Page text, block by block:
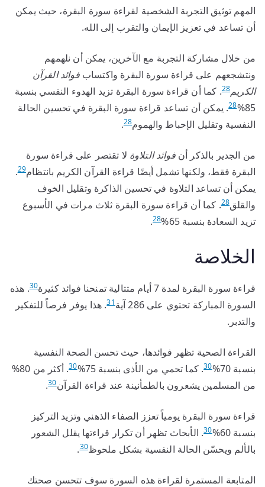
المهم توثيق التجربة الشخصية لقراءة سورة البقرة، حيث يمكن
أن تساعد في تعزيز الإيمان والتقرب إلى الله.
من خلال مشاركة التجربة مع الآخرين، يمكن أن نلهمهم
ونتشجعهم على قراءة سورة البقرة واكتسابفوائد القرآن
الكريم28. كما أن قراءة سورة البقرة تزيد الهدوء النفسي بنسبة
85%
28. يمكن أن تساعد قراءة سورة البقرة في تحسين الحالة
النفسية وتقليل الإحباط والهموم28
.
من الجدير بالذكر أنفوائد التلاوة لا تقتصر على قراءة سورة
البقرة فقط، ولكنها تشمل أيضًا قراءة القرآن الكريم بانتظام29
.
يمكن أن تساعد التلاوة في تحسين الذاكرة وتقليل الخوف
والقلق28. كما أن قراءة سورة البقرة ثلاث مرات في الأسبوع
تزيد السعادة بنسبة 65%
28
.
الخلاصة
قراءة سورة البقرة لمدة 7 أيام متتالية تمنحنا فوائد كثيرة 30. هذه
السورة المباركة تحتوي على 286 آية
31. هذا يوفر فرصاً للتفكير
والتدبر.
القراءة الصحية تظهر فوائدها، حيث تحسن الصحة النفسية
بنسبة 70%
30. كما تحمي من الأذى بنسبة 75% 30
. أكثر من 80%
من المسلمين يشعرون بالطمأنينة عند قراءة القرآن30
.
قراءة سورة البقرة يومياً تعزز الصفاء الذهني وتزيد التركيز
بنسبة 60%
30. الأبحاث تظهر أن تكرار قراءتها يقلل الشعور
بالألم ويحسّن الحالة النفسية بشكل ملحوظ30
.
المتابعة المستمرة لقراءة هذه السورة سوف تتحسن صحتك